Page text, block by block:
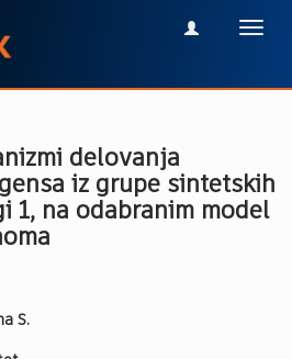
delovanja
iz grupe sintetskih
1, na odabranim model
S.